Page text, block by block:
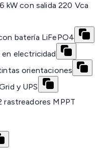
kW con salida 220 Vca
batería LiFePO4
electricidad
orientaciones
y UPS
MPPT